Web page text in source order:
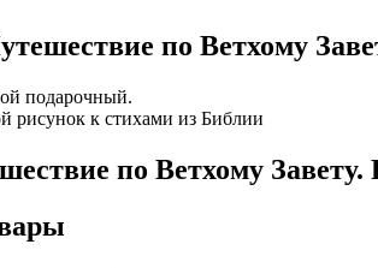
по Ветхому
подарочный.
рисунок к стихами из Библии
по Ветхому